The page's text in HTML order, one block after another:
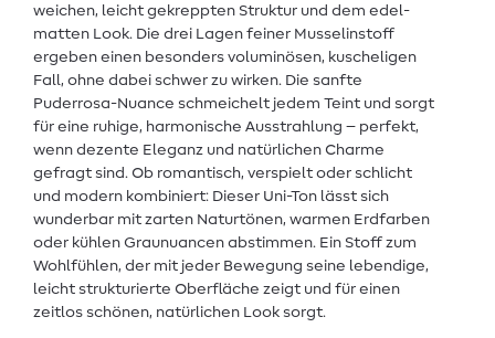
weichen, leicht gekreppten Struktur und dem edel-
matten Look. Die drei Lagen feiner Musselinstoff
ergeben einen besonders voluminösen, kuscheligen
Fall, ohne dabei schwer zu wirken. Die sanfte
Puderrosa-Nuance schmeichelt jedem Teint und sorgt
für eine ruhige, harmonische Ausstrahlung – perfekt,
wenn dezente Eleganz und natürlichen Charme
gefragt sind. Ob romantisch, verspielt oder schlicht
und modern kombiniert: Dieser Uni-Ton lässt sich
wunderbar mit zarten Naturtönen, warmen Erdfarben
oder kühlen Graunuancen abstimmen. Ein Stoff zum
Wohlfühlen, der mit jeder Bewegung seine lebendige,
leicht strukturierte Oberfläche zeigt und für einen
zeitlos schönen, natürlichen Look sorgt.